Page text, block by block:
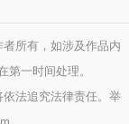
所有，如涉及作品内
第一时间处理。
法追究法律责任。举